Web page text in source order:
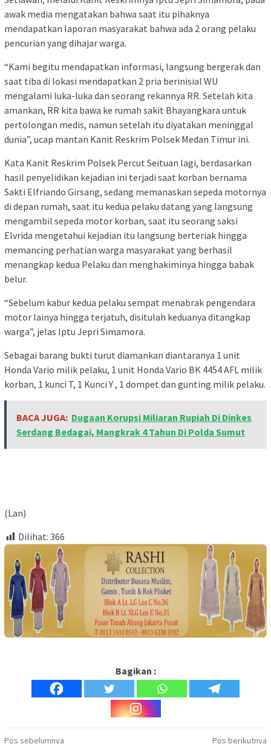
awak media mengatakan bahwa saat itu pihaknya
mendapatkan laporan masyarakat bahwa ada 2 orang pelaku
pencurian yang dihajar warga.
“Kami begitu mendapatkan informasi, langsung bergerak dan
saat tiba di lokasi mendapatkan 2 pria berinisial WU
mengalami luka-luka dan seorang rekannya RR. Setelah kita
amankan, RR kita bawa ke rumah sakit Bhayangkara untuk
pertolongan medis, namun setelah itu diyatakan meninggal
dunia”, ucap mantan Kanit Reskrim Polsek Medan Timur ini.
Kata Kanit Reskrim Polsek Percut Seituan lagi, berdasarkan
hasil penyelidikan kejadian ini terjadi saat korban bernama
Sakti Elfriando Girsang, sedang memanaskan sepeda motornya
di depan rumah, saat itu kedua pelaku datang yang langsung
mengambil sepeda motor korban, saat itu seorang saksi
Elvrida mengetahui kejadian itu langsung berteriak hingga
memancing perhatian warga masyarakat yang berhasil
menangkap kedua Pelaku dan menghakiminya hingga babak
belur.
“Sebelum kabur kedua pelaku sempat menabrak pengendara
motor lainya hingga terjatuh, disitulah keduanya ditangkap
warga”, jelas Iptu Jepri Simamora.
Sebagai barang bukti turut diamankan diantaranya 1 unit
Honda Vario milik pelaku, 1 unit Honda Vario BK 4454 AFL milik
korban, 1 kunci T, 1 Kunci Y , 1 dompet dan gunting milik pelaku.
BACA JUGA: Dugaan Korupsi Miliaran Rupiah Di Dinkes
Serdang Bedagai, Mangkrak 4 Tahun Di Polda Sumut
(Lan)
Dilihat: 366
Bagikan :
Pos sebelumnya Pos berikutnya